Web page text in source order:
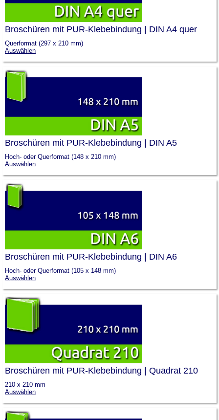
Broschüren mit PUR-Klebebindung | DIN A4 quer
Querformat (297 x 210 mm)
Auswählen
Broschüren mit PUR-Klebebindung | DIN A5
Hoch- oder Querformat (148 x 210 mm)
Auswählen
Broschüren mit PUR-Klebebindung | DIN A6
Hoch- oder Querformat (105 x 148 mm)
Auswählen
Broschüren mit PUR-Klebebindung | Quadrat 210
210 x 210 mm
Auswählen